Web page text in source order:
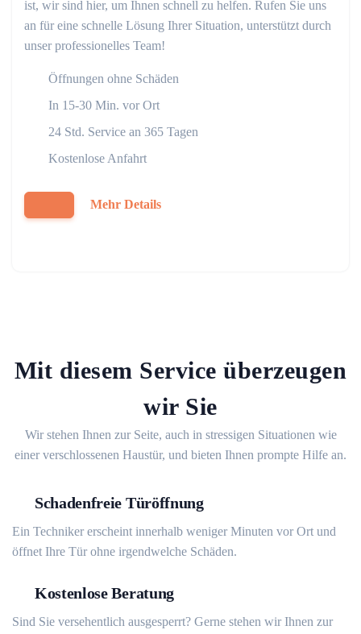
ist, wir sind hier, um Ihnen schnell zu helfen. Rufen Sie uns
an für eine schnelle Lösung Ihrer Situation, unterstützt durch
unser professionelles Team!
Öffnungen ohne Schäden
In 15-30 Min. vor Ort
24 Std. Service an 365 Tagen
Kostenlose Anfahrt
Mehr Details
Mit diesem Service überzeugen
wir Sie
Wir stehen Ihnen zur Seite, auch in stressigen Situationen wie
einer verschlossenen Haustür, und bieten Ihnen prompte Hilfe an.
Schadenfreie Türöffnung
Ein Techniker erscheint innerhalb weniger Minuten vor Ort und
öffnet Ihre Tür ohne irgendwelche Schäden.
Kostenlose Beratung
Sind Sie versehentlich ausgesperrt? Gerne stehen wir Ihnen zur